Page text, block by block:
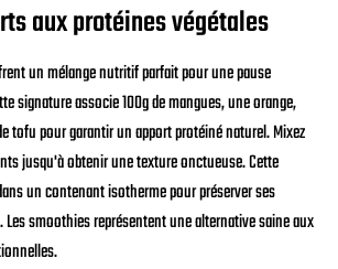
aux protéines végétales
un mélange nutritif parfait pour une pause
signature associe 100g de mangues, une orange,
tofu pour garantir un apport protéiné naturel. Mixez
jusqu'à obtenir une texture onctueuse. Cette
un contenant isotherme pour préserver ses
smoothies représentent une alternative saine aux